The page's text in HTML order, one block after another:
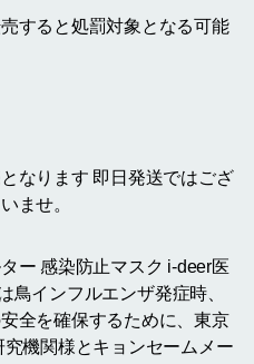
すると処罰対象となる可能
なります 即日発送ではござ
ませ。
ー 感染防止マスク i-deer医
鳥インフルエンザ発症時、
全を確保するために、東京
機関様とキョンセームメー